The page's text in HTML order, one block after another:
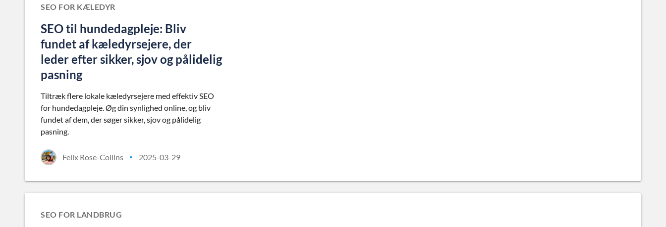
SEO FOR KÆLEDYR
SEO til hundedagpleje: Bliv
fundet af kæledyrsejere, der
leder efter sikker, sjov og pålidelig
pasning
Tiltræk flere lokale kæledyrsejere med effektiv SEO
for hundedagpleje. Øg din synlighed online, og bliv
fundet af dem, der søger sikker, sjov og pålidelig
pasning.
Felix Rose-Collins • 2025-03-29
SEO FOR LANDBRUG